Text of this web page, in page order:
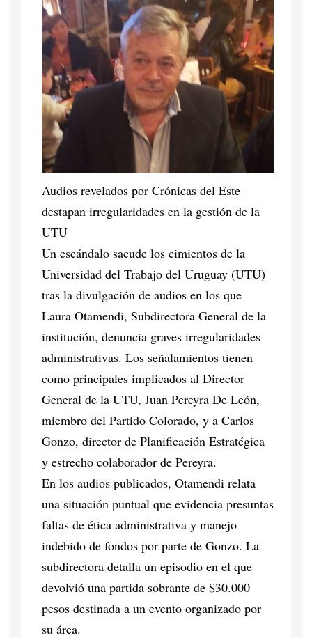
Audios revelados por Crónicas del Este
destapan irregularidades en la gestión de la
UTU
Un escándalo sacude los cimientos de la
Universidad del Trabajo del Uruguay (UTU)
tras la divulgación de audios en los que
Laura Otamendi, Subdirectora General de la
institución, denuncia graves irregularidades
administrativas. Los señalamientos tienen
como principales implicados al Director
General de la UTU, Juan Pereyra De León,
miembro del Partido Colorado, y a Carlos
Gonzo, director de Planificación Estratégica
y estrecho colaborador de Pereyra.
En los audios publicados, Otamendi relata
una situación puntual que evidencia presuntas
faltas de ética administrativa y manejo
indebido de fondos por parte de Gonzo. La
subdirectora detalla un episodio en el que
devolvió una partida sobrante de $30.000
pesos destinada a un evento organizado por
su área.